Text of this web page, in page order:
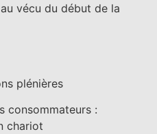
vécu du début de la
plénières
consommateurs :
chariot